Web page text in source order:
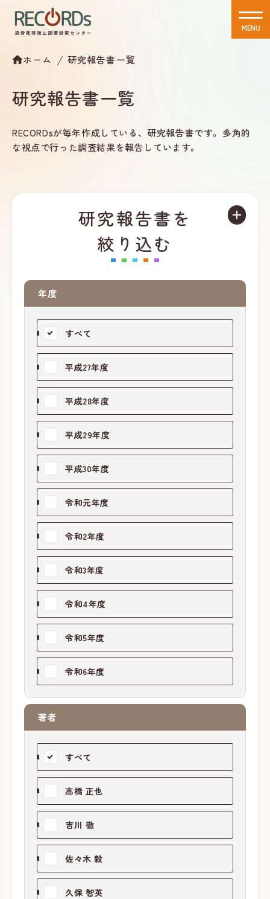
MENU
ホーム 研究報告書一覧
研究報告書一覧
RECORDsが毎年作成している、研究報告書です。多角的
な視点で行った調査結果を報告しています。
研究報告書を
絞り込む
年度
すべて
平成27年度
平成28年度
平成29年度
平成30年度
令和元年度
令和2年度
令和3年度
令和4年度
令和5年度
令和6年度
著者
すべて
高橋 正也
吉川 徹
佐々木 毅
久保 智英